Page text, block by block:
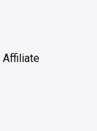
Affiliate